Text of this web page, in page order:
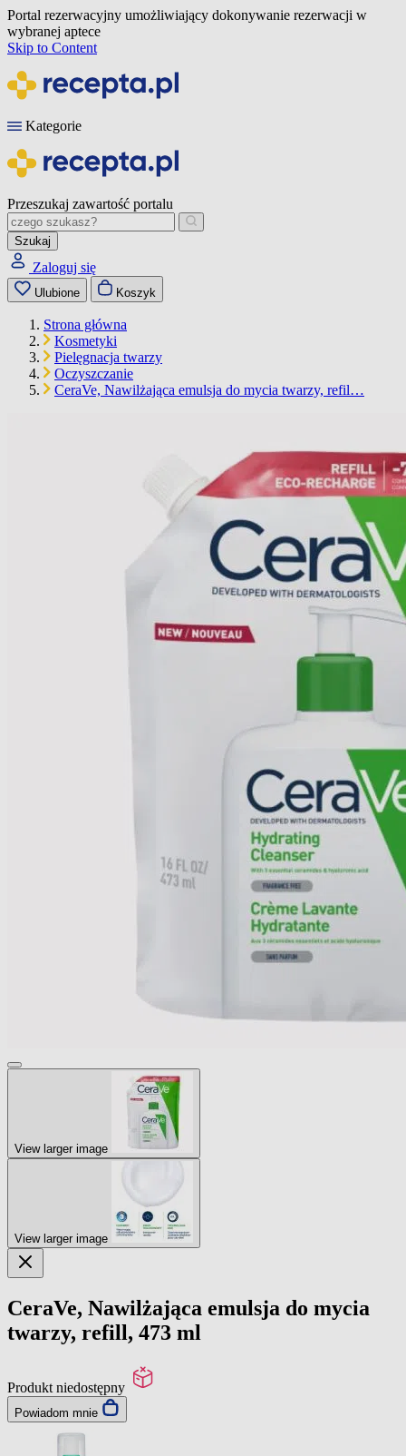
Portal rezerwacyjny umożliwiający dokonywanie rezerwacji w
wybranej aptece
Skip to Content
Kategorie
Przeszukaj zawartość portalu
Szukaj
Zaloguj się
Ulubione Koszyk
Strona główna
Kosmetyki
Pielęgnacja twarzy
Oczyszczanie
CeraVe, Nawilżająca emulsja do mycia twarzy, refil…
View larger image
View larger image
CeraVe, Nawilżająca emulsja do mycia
twarzy, refill, 473 ml
Produkt niedostępny
Powiadom mnie